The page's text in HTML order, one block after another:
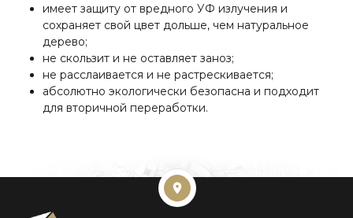
имеет защиту от вредного УФ излучения и
сохраняет свой цвет дольше, чем натуральное
дерево;
не скользит и не оставляет заноз;
не расслаивается и не растрескивается;
абсолютно экологически безопасна и подходит
для вторичной переработки.